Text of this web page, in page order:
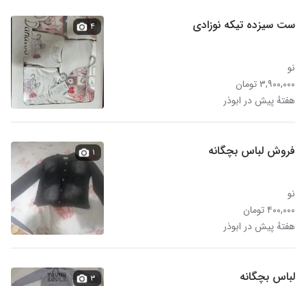
ست سیزده تیکه نوزادی
نو
۳,۹۰۰,۰۰۰ تومان
هفتهٔ پیش در ابوذر
۴
فروش لباس بچگانه
نو
۴۰۰,۰۰۰ تومان
هفتهٔ پیش در ابوذر
۱
لباس بچگانه ۳